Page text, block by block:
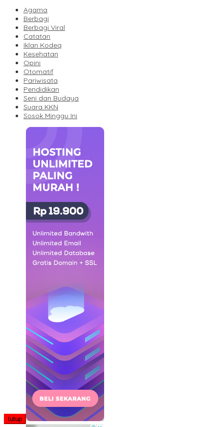
Agama
Berbagi
Berbagi Viral
Catatan
Iklan Kodeq
Kesehatan
Opini
Otomatif
Pariwisata
Pendidikan
Seni dan Budaya
Suara KKN
Sosok Minggu Ini
tutup